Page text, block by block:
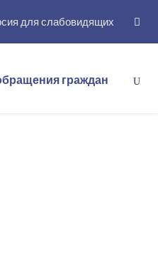
для слабовидящих
граждан